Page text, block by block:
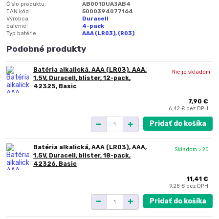
Číslo produktu:
AB001DUA3AB4
EAN kód:
5000394077164
Výrobca:
Duracell
balenie:
4-pack
Typ batérie:
AAA (LR03), (R03)
Podobné produkty
Batéria alkalická, AAA (LR03), AAA,
1.5V, Duracell, blister, 12-pack,
42325, Basic
7,90 €
6,42 € bez DPH
Nie je skladom
Pridať do košíka
Batéria alkalická, AAA (LR03), AAA,
1.5V, Duracell, blister, 18-pack,
42326, Basic
11,41 €
9,28 € bez DPH
Skladom > 20
Pridať do košíka